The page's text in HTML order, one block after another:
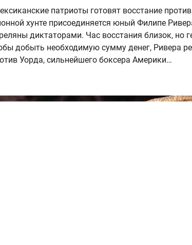
патриоты готовят восстание
хунте присоединяется юный Филипе
диктаторами. Час восстания близок, но
добыть необходимую сумму денег, Ривера
Уорда, сильнейшего боксера Америки…